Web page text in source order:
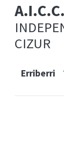
A.I.C.C.
CIZUR
Erriberri